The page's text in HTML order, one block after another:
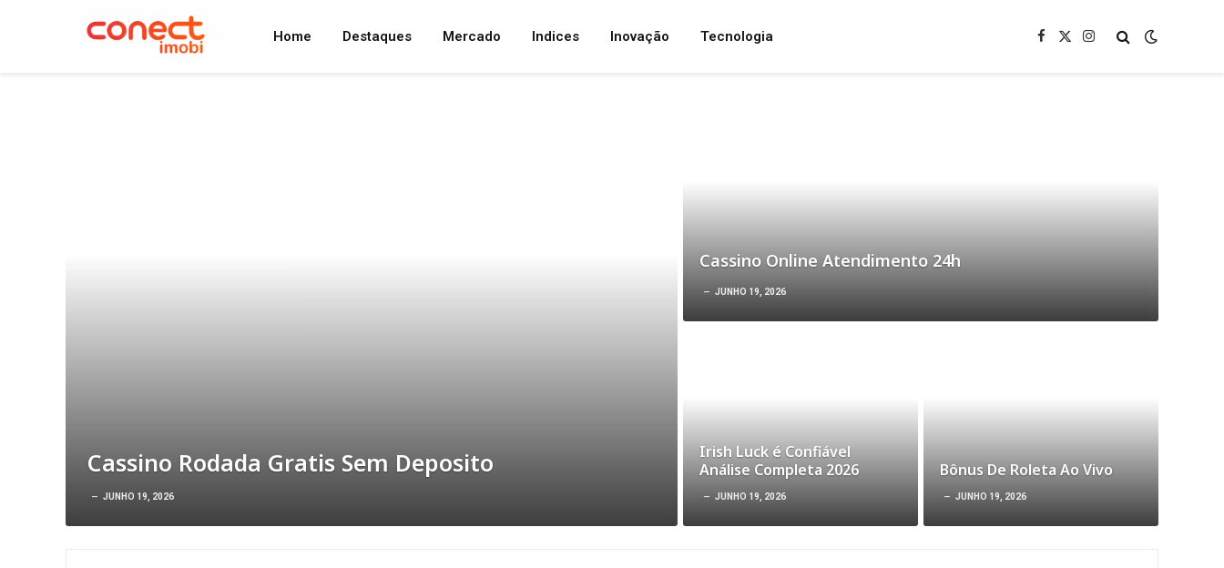
Home Destaques Mercado Indices Inovação Tecnologia Facebook
X
Instagram
Cassino Rodada Gratis Sem Deposito
JUNHO 19, 2026
Cassino Online Atendimento 24h
JUNHO 19, 2026
Irish Luck é Confiável
Análise Completa 2026
JUNHO 19, 2026
Bônus De Roleta Ao Vivo
JUNHO 19, 2026